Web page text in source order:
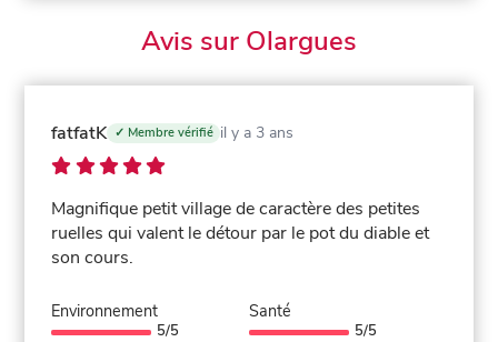
Avis sur Olargues
fatfatK ✓ Membre vérifié il y a 3 ans
Magnifique petit village de caractère des petites
ruelles qui valent le détour par le pot du diable et
son cours.
Environnement
5/5
Santé
5/5